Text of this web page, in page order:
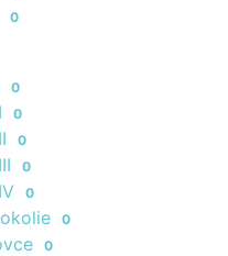
0
0
0
0
0
0
0
0